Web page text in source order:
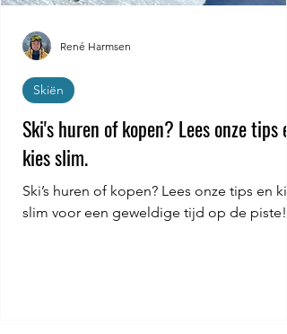
Ski's huren of kopen? Lees onze tips en
kies slim.
Ski’s huren of kopen? Lees onze tips en
slim voor een geweldige tijd op de piste!”
Skiën
René Harmsen